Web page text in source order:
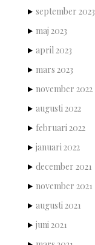
september 2023
maj 2023
april 2023
mars 2023
november 2022
augusti 2022
februari 2022
januari 2022
december 2021
november 2021
augusti 2021
juni 2021